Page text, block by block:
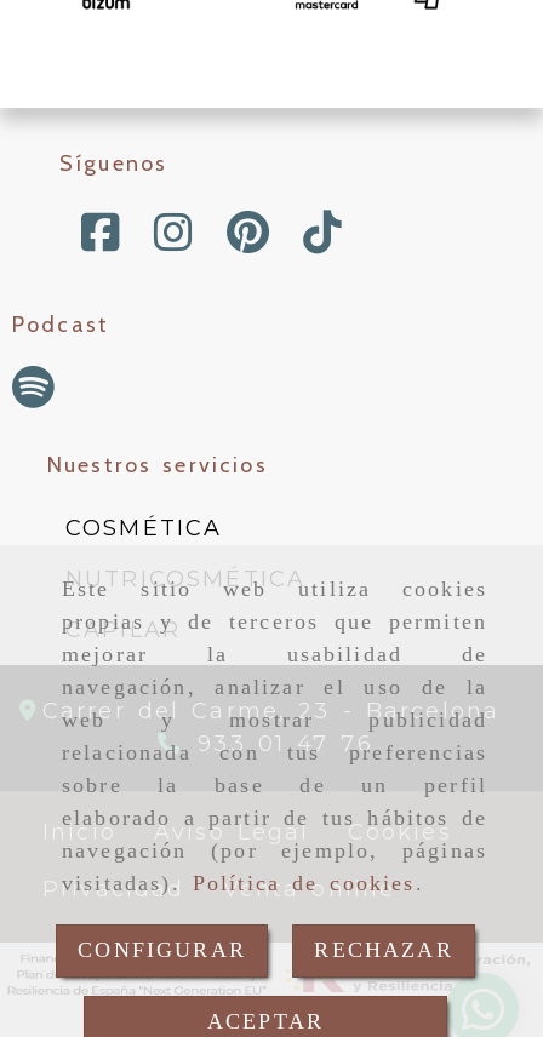
Este sitio web utiliza cookies
propias y de terceros que permiten
mejorar la usabilidad de
navegación, analizar el uso de la
web y mostrar publicidad
relacionada con tus preferencias
sobre la base de un perfil
elaborado a partir de tus hábitos de
navegación (por ejemplo, páginas
visitadas). Política de cookies .
CONFIGURAR RECHAZAR
ACEPTAR
Síguenos
Podcast
Nuestros servicios
COSMÉTICA
NUTRICOSMÉTICA
CAPILAR
Carrer del Carme, 23 - Barcelona
933 01 47 76
Inicio Aviso Legal Cookies
Privacidad Venta online